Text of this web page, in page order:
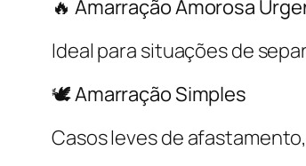
🔥 Amarração Amorosa
Ideal para situações de
🕊️ Amarração Simples
Casos leves de